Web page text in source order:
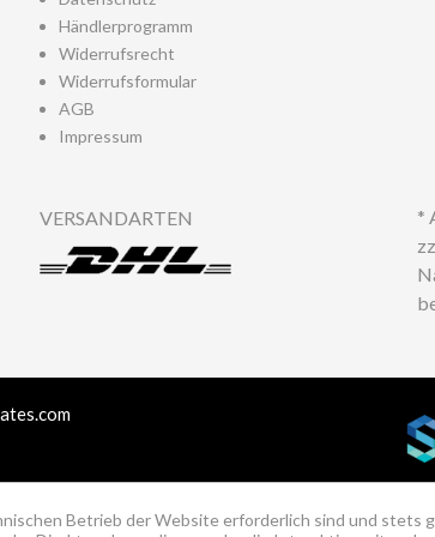
Händlerprogramm
Widerrufsrecht
Widerrufsformular
AGB
Impressum
VERSANDARTEN
*
Betrieb der Website erforderlich sind und stets